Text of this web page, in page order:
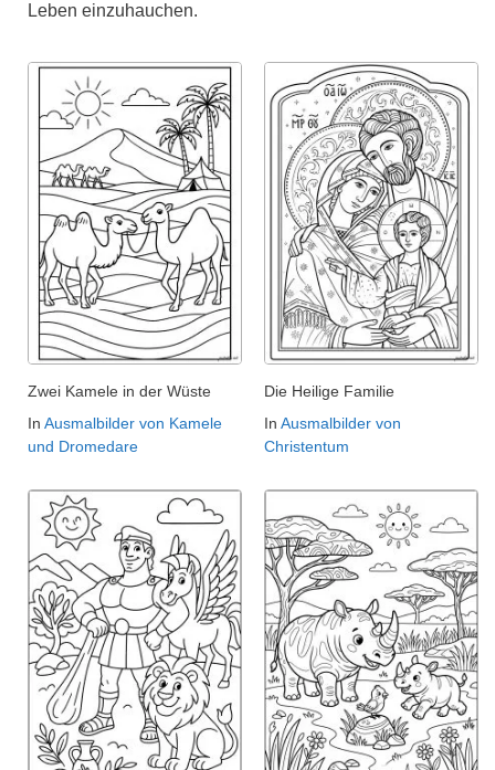
Leben einzuhauchen.
Zwei Kamele in der Wüste
In Ausmalbilder von Kamele
und Dromedare
Die Heilige Familie
In Ausmalbilder von
Christentum